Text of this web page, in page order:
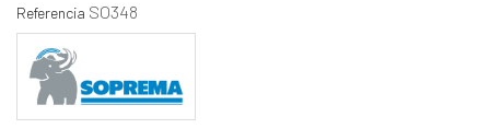
Referencia SO348